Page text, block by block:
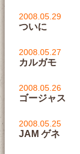
2008.05.29
ついに
2008.05.27
カルガモ
2008.05.26
ゴージャス
2008.05.25
JAM ゲネ